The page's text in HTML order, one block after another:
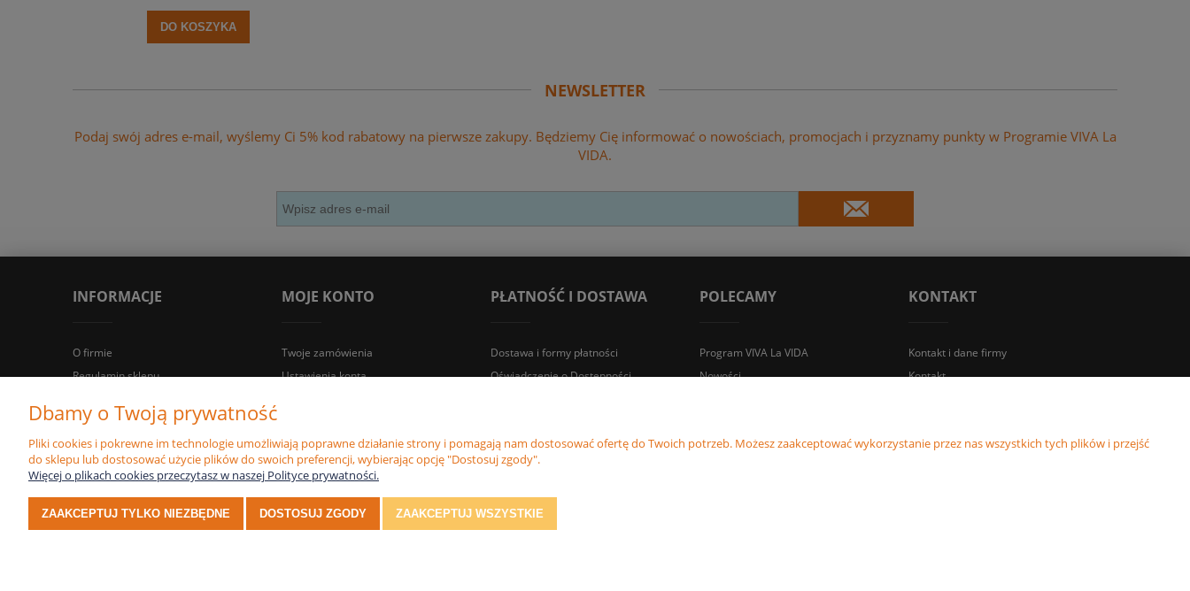
DO KOSZYKA
NEWSLETTER
Podaj swój adres e-mail, wyślemy Ci 5% kod rabatowy na pierwsze zakupy. Będziemy Cię informować o nowościach, promocjach i przyznamy punkty w Programie VIVA La
VIDA.
INFORMACJE
O firmie
Regulamin sklepu
Certyfikaty
Polityka prywatności
MOJE KONTO
Twoje zamówienia
Ustawienia konta
PŁATNOŚĆ I DOSTAWA
Dostawa i formy płatności
Oświadczenie o Dostępności
POLECAMY
Program VIVA La VIDA
Nowości
KONTAKT
Kontakt i dane firmy
Kontakt
Dbamy o Twoją prywatność
Pliki cookies i pokrewne im technologie umożliwiają poprawne działanie strony i pomagają nam dostosować ofertę do Twoich potrzeb. Możesz zaakceptować wykorzystanie przez nas wszystkich tych plików i przejść
do sklepu lub dostosować użycie plików do swoich preferencji, wybierając opcję "Dostosuj zgody".
Więcej o plikach cookies przeczytasz w naszej Polityce prywatności.
ZAAKCEPTUJ TYLKO NIEZBĘDNE DOSTOSUJ ZGODY ZAAKCEPTUJ WSZYSTKIE